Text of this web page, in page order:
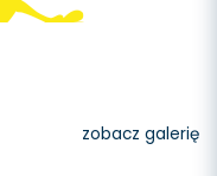
zobacz galerię